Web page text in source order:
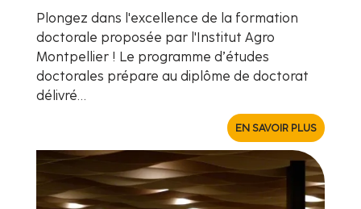
Plongez dans l'excellence de la formation
doctorale proposée par l'Institut Agro
Montpellier ! Le programme d’études
doctorales prépare au diplôme de doctorat
délivré…
EN SAVOIR PLUS